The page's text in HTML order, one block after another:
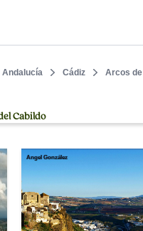
Andalucía Cádiz Arcos
Cabildo
Ángel González